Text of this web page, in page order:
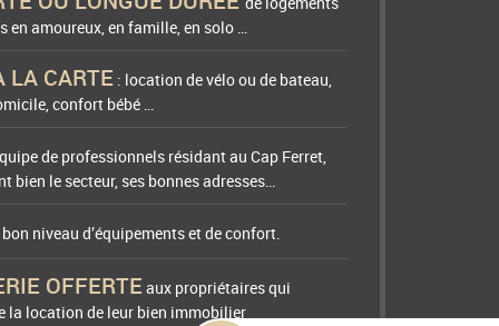
amoureux, en famille, en solo …
LA CARTE : location de vélo ou de bateau,
confort bébé …
de professionnels résidant au Cap Ferret,
le secteur, ses bonnes adresses…
niveau d’équipements et de confort.
OFFERTE aux propriétaires qui
la location de leur bien immobilier